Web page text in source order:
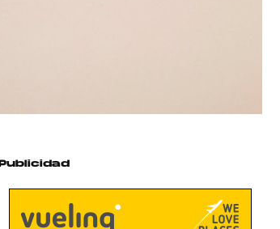
Publicidad